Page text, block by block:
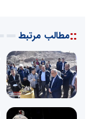
::مطالب مرتبط